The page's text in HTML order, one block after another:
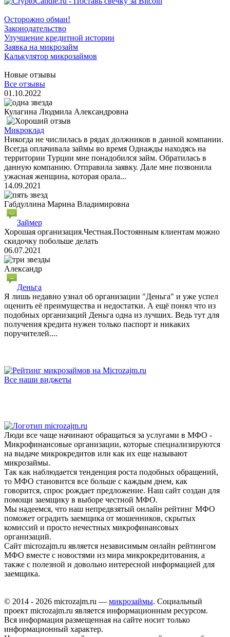
Осторожно обман!
Законодательство
Улучшение кредитной истории
Заявка на микрозайм
Калькулятор микрозаймов
Новые отзывы
Все отзывы
01.10.2022
Кулагина Людмила Александровна
Микроклад
Никогда не числилась в рядах должников в данной компании.
Всегда оплачивала займы во время Однажды находясь на
территории Турции мне понадобился займ. Обратилась в
данную компанию. Отправила заявку. Дале мне позвонила
ужасная женщина, которая орала...
14.09.2021
Габдуллина Марина Владимировна
Займер
Хорошая организация.Честная.Постоянным клиентам можно
скидочку побольше делать
06.07.2021
Александр
Деньга
Я лишь недавно узнал об организации "Деньга" и уже успел
оценить её преимущества и недостатки. А ещё понял что из
подобных организаций Деньга одна из лучших. Ведь тут для
получения кредита нужен только паспорт и никаких
поручителей....
Все наши виджеты
Люди все чаще начинают обращаться за услугами в МФО -
Микрофинансовые организации, которые специализируются
на выдаче микрокредитов или как их еще называют
микрозаймы.
Так как наблюдается тенденция роста подобных обращений,
то МФО становится все больше с каждым днем, как
говорится, спрос рождает предложение. Наш сайт создан для
помощи заемщику в выборе честной МФО.
Мы надеемся, что наш непредвзятый онлайн рейтинг МФО
поможет оградить заемщика от мошенников, скрытых
комиссий и просто нечестных микрофинансовых
организаций.
Сайт microzajm.ru является независимым онлайн рейтингом
МФО вместе с новостями из мира микрокредитования, а
также с полезной и довольно интересной информацией для
заемщика.
© 2014 - 2026 microzajm.ru — микрозаймы. Социальный
проект microzajm.ru является информационным ресурсом.
Вся информация размещенная на сайте носит только
информационный характер.